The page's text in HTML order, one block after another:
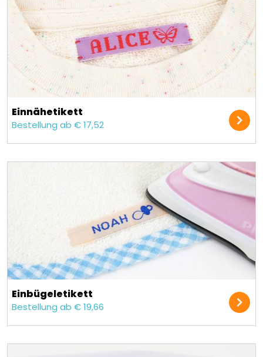
Einnäh­etikett
Bestellung ab € 17,52
Einbügel­etikett
Bestellung ab € 19,66